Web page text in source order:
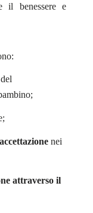
il benessere e
accettazionenei
attraverso il